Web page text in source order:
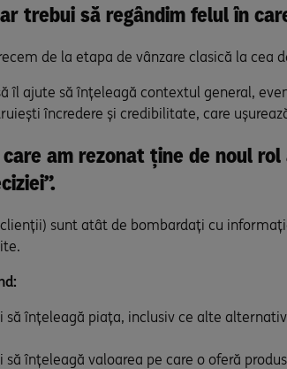
trebui să regândim felul în
de la etapa de vânzare clasică la
îl ajute să înțeleagă contextul general,
încredere și credibilitate, care
am rezonat ține de noul
sunt atât de bombardați cu
înțeleagă piața, inclusiv ce alte
înțeleagă valoarea pe care o oferă